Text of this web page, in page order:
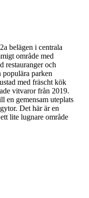
belägen i centrala
område med
restauranger och
populära parken
med fräscht kök
vitvaror från 2019.
en gemensam uteplats
Det här är en
lite lugnare område